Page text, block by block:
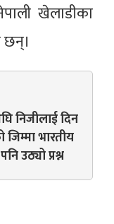
खेलाडीका
छन्।
निजीलाई दिन
जिम्मा भारतीय
उठ्यो प्रश्न